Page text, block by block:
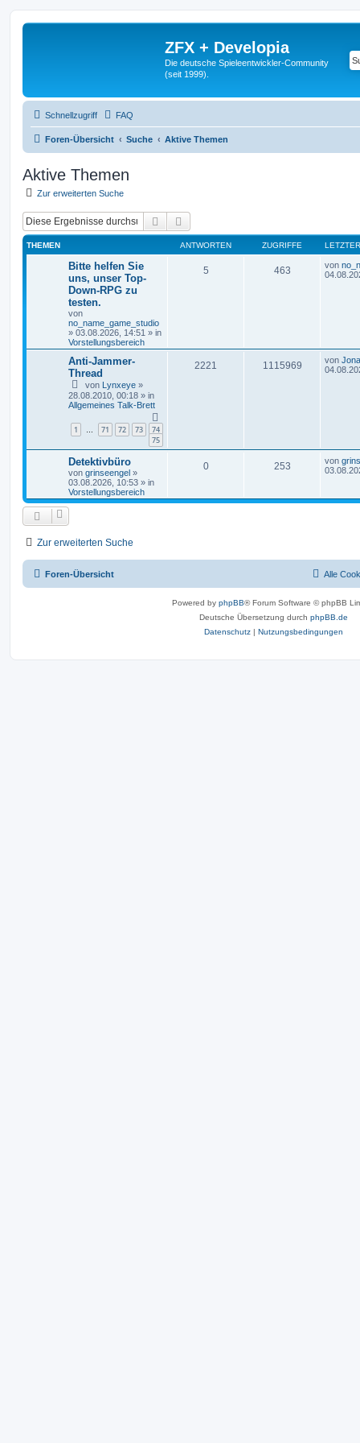
ZFX + Developia
Die deutsche Spieleentwickler-Community
(seit 1999).
Schnellzugriff FAQ
Foren-Übersicht Suche Aktive Themen
Aktive Themen
Zur erweiterten Suche
Suche
THEMEN ANTWORTEN ZUGRIFFE
Bitte helfen Sie
uns, unser Top-
Down-RPG zu
testen.
von
no_name_game_studio
» 03.08.2026, 14:51 » in
Vorstellungsbereich
5 463 von
Anti-Jammer-
Thread
von Lynxeye »
28.08.2010, 00:18 » in
Allgemeines Talk-Brett
1 … 71 72 73
74
75
2221 1115969 von
Detektivbüro
von grinseengel »
03.08.2026, 10:53 » in
Vorstellungsbereich
0 253 von
Zur erweiterten Suche
Foren-Übersicht Alle
Powered by phpBB® Forum Software © phpBB
Deutsche Übersetzung durch phpBB.de
Datenschutz | Nutzungsbedingungen